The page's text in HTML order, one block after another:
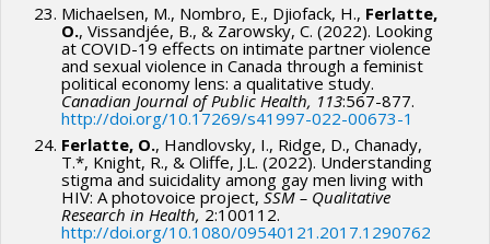
Michaelsen, M., Nombro, E., Djiofack, H., Ferlatte,
O., Vissandjée, B., & Zarowsky, C. (2022). Looking
at COVID-19 effects on intimate partner violence
and sexual violence in Canada through a feminist
political economy lens: a qualitative study.
Canadian Journal of Public Health, 113:567-877.
http://doi.org/10.17269/s41997-022-00673-1
Ferlatte, O., Handlovsky, I., Ridge, D., Chanady,
T.*, Knight, R., & Oliffe, J.L. (2022). Understanding
stigma and suicidality among gay men living with
HIV: A photovoice project, SSM – Qualitative
Research in Health,2:100112.
http://doi.org/10.1080/09540121.2017.1290762